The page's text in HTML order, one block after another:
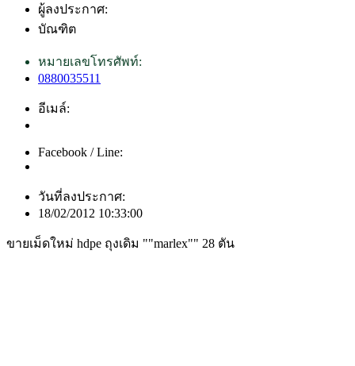
ผู้ลงประกาศ:
บัณฑิต
หมายเลขโทรศัพท์:
0880035511
อีเมล์:
Facebook / Line:
วันที่ลงประกาศ:
18/02/2012 10:33:00
ขายเม็ดใหม่ hdpe ถุงเดิม ""marlex"" 28 ตัน